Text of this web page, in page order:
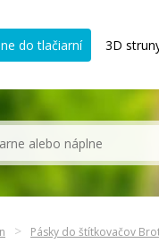
do tlačiarní 3D
Pásky do štítkovačov